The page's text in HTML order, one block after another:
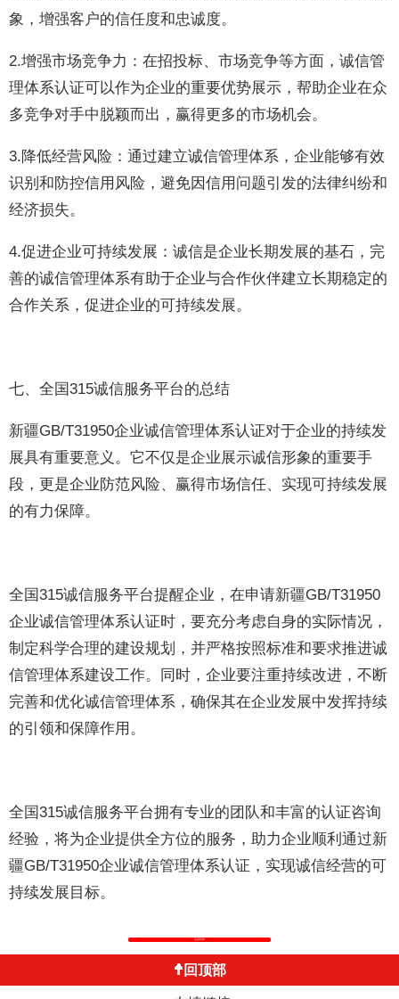
象，增强客户的信任度和忠诚度。
2.增强市场竞争力：在招投标、市场竞争等方面，诚信管
理体系认证可以作为企业的重要优势展示，帮助企业在众
多竞争对手中脱颖而出，赢得更多的市场机会。
3.降低经营风险：通过建立诚信管理体系，企业能够有效
识别和防控信用风险，避免因信用问题引发的法律纠纷和
经济损失。
4.促进企业可持续发展：诚信是企业长期发展的基石，完
善的诚信管理体系有助于企业与合作伙伴建立长期稳定的
合作关系，促进企业的可持续发展。
七、全国315诚信服务平台的总结
新疆GB/T31950企业诚信管理体系认证对于企业的持续发
展具有重要意义。它不仅是企业展示诚信形象的重要手
段，更是企业防范风险、赢得市场信任、实现可持续发展
的有力保障。
全国315诚信服务平台提醒企业，在申请新疆GB/T31950
企业诚信管理体系认证时，要充分考虑自身的实际情况，
制定科学合理的建设规划，并严格按照标准和要求推进诚
信管理体系建设工作。同时，企业要注重持续改进，不断
完善和优化诚信管理体系，确保其在企业发展中发挥持续
的引领和保障作用。
全国315诚信服务平台拥有专业的团队和丰富的认证咨询
经验，将为企业提供全方位的服务，助力企业顺利通过新
疆GB/T31950企业诚信管理体系认证，实现诚信经营的可
持续发展目标。
返回列表
回顶部